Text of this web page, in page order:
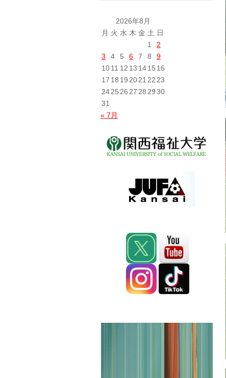
2026年8月
月 火 水 木 金 土 日
1
2
3
4 5 6 7 8
9
1011 12 13 1415 16
17 18 19 2021 22 23
2425 26 27 28 2930
31
« 7月